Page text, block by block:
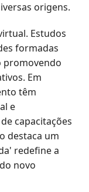
origens.
Estudos
formadas
promovendo
Em
têm
e
capacitações
destaca um
redefine a
novo